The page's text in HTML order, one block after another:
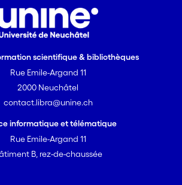
scientifique & bibliothèques
Rue Emile-Argand 11
2000 Neuchâtel
contact.libra@unine.ch
informatique et télématique
Rue Emile-Argand 11
B, rez-de-chaussée